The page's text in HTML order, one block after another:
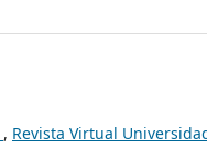
, Revista Virtual